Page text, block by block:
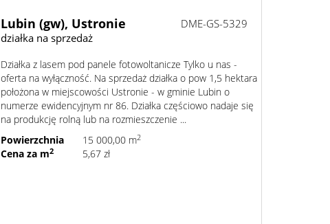
Lubin (gw), Ustronie
działka na sprzedaż
DME-GS-5329
Działka z lasem pod panele fotowoltanicze Tylko u nas -
oferta na wyłączność. Na sprzedaż działka o pow 1,5 hektara
położona w miejscowości Ustronie - w gminie Lubin o
numerze ewidencyjnym nr 86. Działka częściowo nadaje się
na produkcję rolną lub na rozmieszczenie ...
Powierzchnia
15 000,00 m2
Cena za m2 5,67 zł